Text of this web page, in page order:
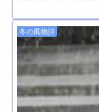
冬の風物詩